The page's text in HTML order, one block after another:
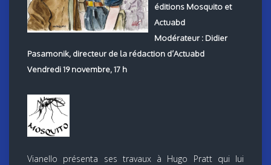
éditions Mosquito et
Actuabd
Modérateur : Didier
Pasamonik, directeur de la rédaction d’Actuabd
Vendredi 19 novembre, 17 h
Vianello présenta ses travaux à Hugo Pratt qui lui